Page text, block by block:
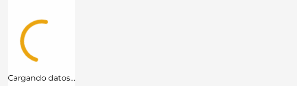
Cargando datos…